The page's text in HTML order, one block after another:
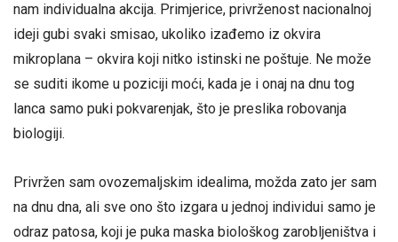
nam individualna akcija. Primjerice, privrženost nacionalnoj
ideji gubi svaki smisao, ukoliko izađemo iz okvira
mikroplana – okvira koji nitko istinski ne poštuje. Ne može
se suditi ikome u poziciji moći, kada je i onaj na dnu tog
lanca samo puki pokvarenjak, što je preslika robovanja
biologiji.
Privržen sam ovozemaljskim idealima, možda zato jer sam
na dnu dna, ali sve ono što izgara u jednoj individui samo je
odraz patosa, koji je puka maska biološkog zarobljeništva i